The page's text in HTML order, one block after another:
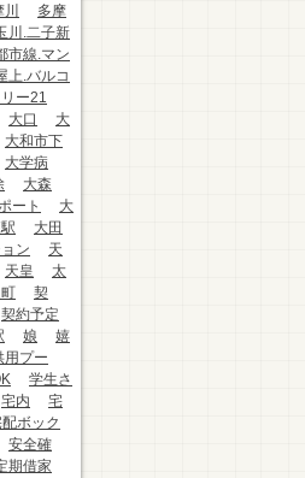
多摩
川.二子新
市線.マン
上.バルコ
ー21
大口
大
大和市下
大学病
大森
ート
大
大田
ン
天
天皇
太
契
契約予定
娘
嬉
用プー
学生さ
宅内
宅
ボック
安全確
期借家